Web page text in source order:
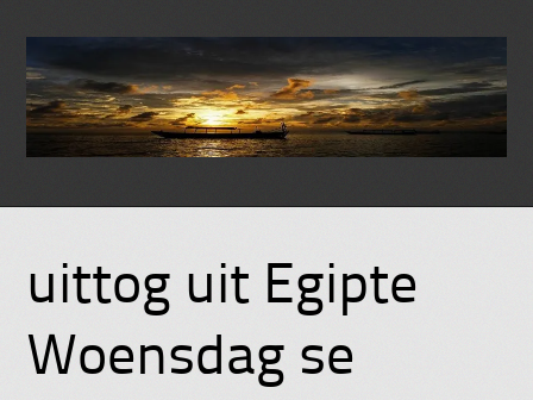
contentuittog uit Egipte
Woensdag se